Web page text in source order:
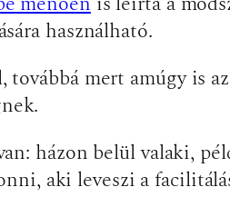
használható.
mert amúgy is
házon belül valaki,
aki leveszi a